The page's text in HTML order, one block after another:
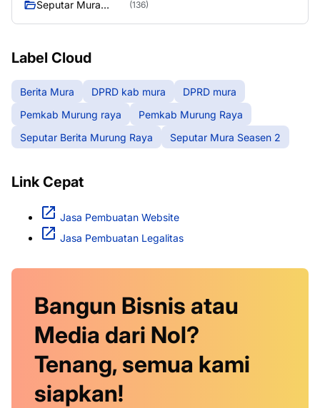
Seputar Mura
(136)
Label Cloud
Berita Mura DPRD kab mura
DPRD mura
Pemkab Murung raya
Pemkab Murung Raya
Seputar Berita Murung Raya
Seputar Mura Seasen 2
Link Cepat
Jasa Pembuatan Website
Jasa Pembuatan Legalitas
Bangun Bisnis atau
Media dari Nol?
Tenang, semua kami
siapkan!